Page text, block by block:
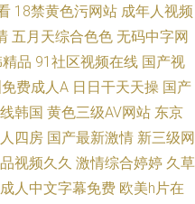
18禁黄色污网站 成年人视频
五月天综合色色 无码中字网
品 91社区视频在线 国产视
费成人A 日日干天天操 国产
韩国 黄色三级AV网站 东京
四房 国产最新激情 新三级网
视频久久 激情综合婷婷 久草
成人中文字幕免费 欧美h片在